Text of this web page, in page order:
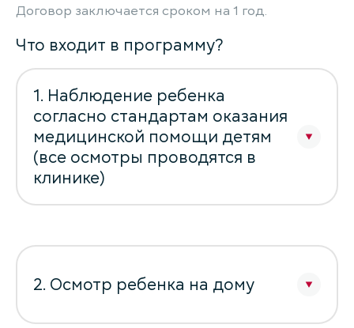
Договор заключается сроком на 1 год.
Что входит в программу?
1. Наблюдение ребенка
согласно стандартам оказания
медицинской помощи детям
(все осмотры проводятся в
клинике)
2. Осмотр ребенка на дому